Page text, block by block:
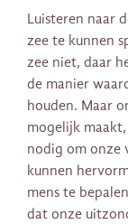
Luisteren naar
zee te kunnen
zee niet, daar
de manier
houden. Maar
mogelijk
nodig om onze
kunnen
mens te
dat onze